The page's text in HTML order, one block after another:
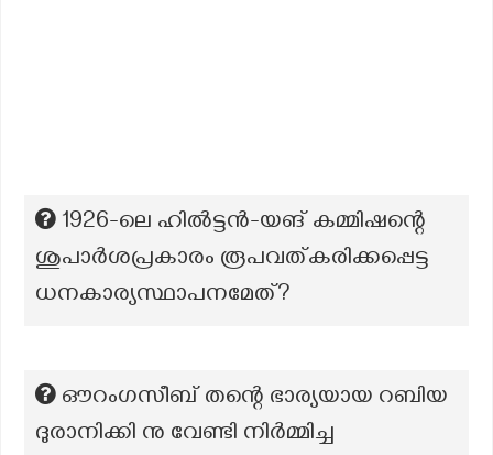
1926-ലെ ഹിൽട്ടൻ-യങ് കമ്മിഷന്റെ
ശുപാർശപ്രകാരം രൂപവത്കരിക്കപ്പെട്ട
ധനകാര്യസ്ഥാപനമേത്?
ഔറംഗസീബ് തന്റെ ഭാര്യയായ റബിയ
ദുരാനിക്കി നു വേണ്ടി നിർമ്മിച്ച